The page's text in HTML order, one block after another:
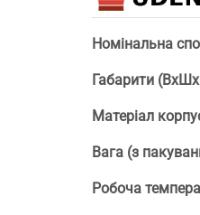
Номінальна
Габарити
Матеріал
Вага (з
Робоча